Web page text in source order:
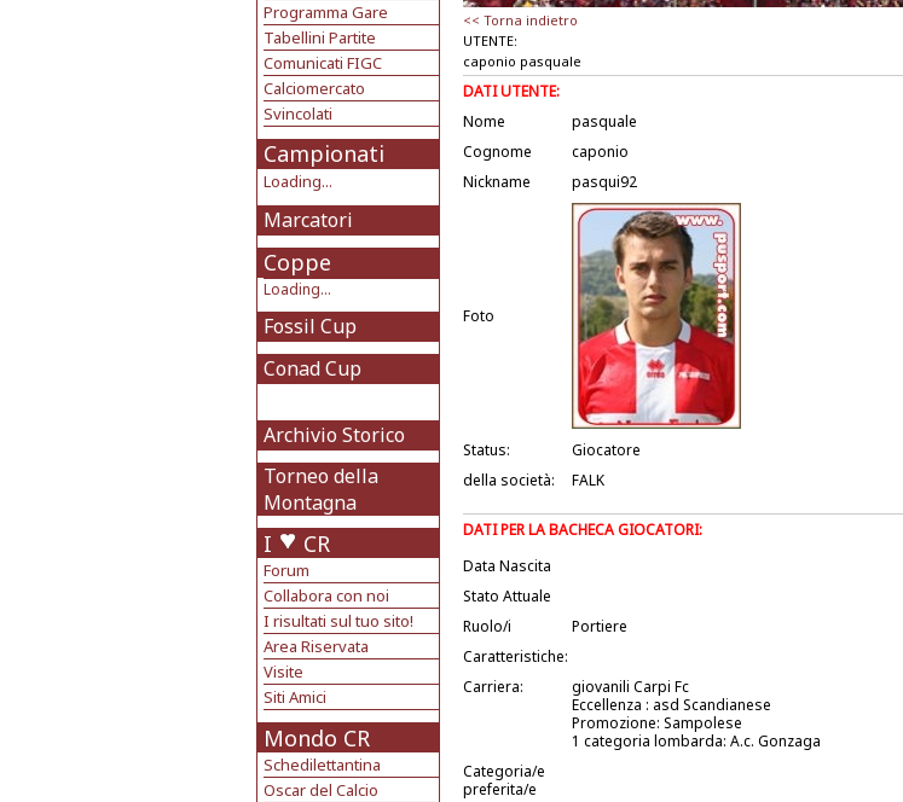
Programma Gare
Tabellini Partite
Comunicati FIGC
Calciomercato
Svincolati
Campionati
Loading...
Marcatori
Coppe
Loading...
Fossil Cup
Conad Cup
Archivio Storico
Torneo della
Montagna
I CR
Forum
Collabora con noi
I risultati sul tuo sito!
Area Riservata
Visite
Siti Amici
Mondo CR
Schedilettantina
Oscar del Calcio
<< Torna indietro
UTENTE:
caponio pasquale
DATI UTENTE:
Nome
pasquale
Cognome
caponio
Nickname
pasqui92
Foto
Status:
Giocatore
della società:
FALK
DATI PER LA BACHECA GIOCATORI:
Data Nascita
Stato Attuale
Ruolo/i
Portiere
Caratteristiche:
Carriera:
giovanili Carpi Fc
Eccellenza : asd Scandianese
Promozione: Sampolese
1 categoria lombarda: A.c. Gonzaga
Categoria/e
preferita/e